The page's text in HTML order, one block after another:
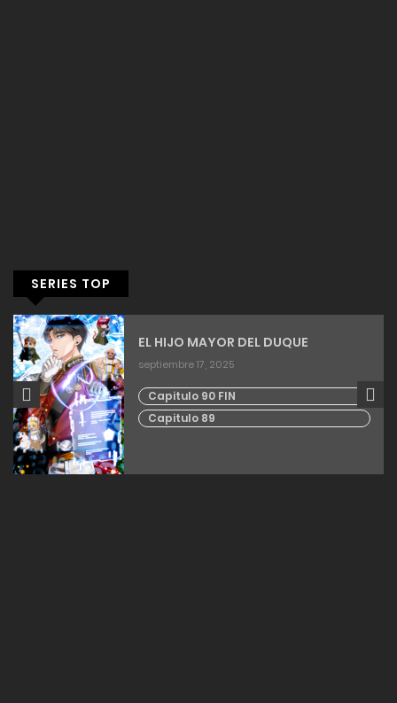
SERIES TOP
EL HIJO MAYOR DEL DUQUE
septiembre 17, 2025
Capitulo 90 FIN
Capitulo 89